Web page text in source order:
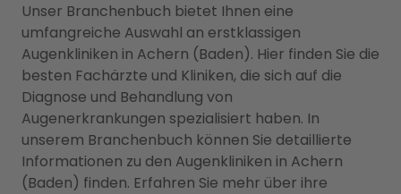
Unser Branchenbuch bietet Ihnen eine
umfangreiche Auswahl an erstklassigen
Augenkliniken in Achern (Baden). Hier finden Sie die
besten Fachärzte und Kliniken, die sich auf die
Diagnose und Behandlung von
Augenerkrankungen spezialisiert haben. In
unserem Branchenbuch können Sie detaillierte
Informationen zu den Augenkliniken in Achern
(Baden) finden. Erfahren Sie mehr über ihre